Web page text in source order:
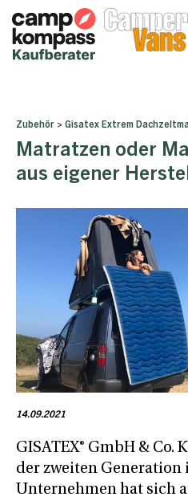
Zubehör > Gisatex Extrem
Matratzen oder
aus eigener
14.09.2021
GISATEX® GmbH & Co.
der zweiten Generation
Unternehmen hat sich